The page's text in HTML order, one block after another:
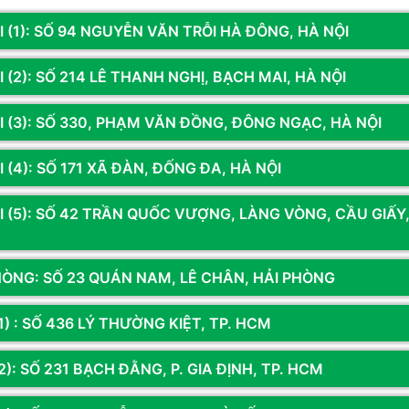
VY279HGR (27
IPS/ 120HZ/ 1MS)
MÀN HÌNH ASUS VA279HG (27
INCH/ IPS/ FHD/ 120HZ/ 1MS)
2.750.000đ
MÀN
GAMING
SPEAKER)
máy tính 27 inchlà một trong những kích thước màn hình phổ biến
khả năng bố trí linh hoạt trên bàn làm việc. Với kích thước vừa phải,
hiệu quả mà không gây cảm giác quá cồng kềnh.
27 inch phù hợp cho người dùng cần không gian hiển thị rộng để làm
phòng, có thể chọn Full HD/2K, IPS hoặc VA. Với gaming, nên ưu
(1): SỐ 94 NGUYỄN VĂN TRỖI HÀ ĐÔNG, HÀ NỘI
(2): SỐ 214 LÊ THANH NGHỊ, BẠCH MAI, HÀ NỘI
(3): SỐ 330, PHẠM VĂN ĐỒNG, ĐÔNG NGẠC, HÀ NỘI
(4): SỐ 171 XÃ ĐÀN, ĐỐNG ĐA, HÀ NỘI
(5): SỐ 42 TRẦN QUỐC VƯỢNG, LÀNG VÒNG, CẦU
SỐ 23 QUÁN NAM, LÊ CHÂN, HẢI PHÒNG
: SỐ 436 LÝ THƯỜNG KIỆT, TP. HCM
SỐ 231 BẠCH ĐẰNG, P. GIA ĐỊNH, TP. HCM